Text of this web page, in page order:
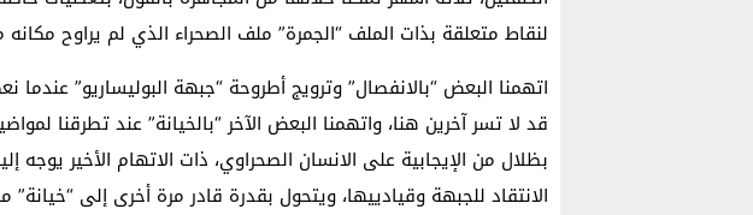
لنقاط متعلقة بذات الملف “الجمرة” ملف الصحراء الذي لم يراوح
اتهمنا البعض “بالانفصال” وترويج أطروحة “جبهة البوليساريو”
قد لا تسر آخرين هنا، واتهمنا البعض الآخر “بالخيانة” عند تطرقنا
بظلال من الإيجابية على الانسان الصحراوي، ذات الاتهام الأخير يوجه
الانتقاد للجبهة وقيادييها، ويتحول بقدرة قادر مرة أخرى إلى